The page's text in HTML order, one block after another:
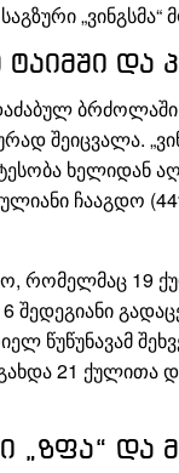
„ვინგსმა“
ტაიმში და
შეიცვალა.
ხელიდან
ჩააგდო
19
წუწუნავამ
გახდა 21
და